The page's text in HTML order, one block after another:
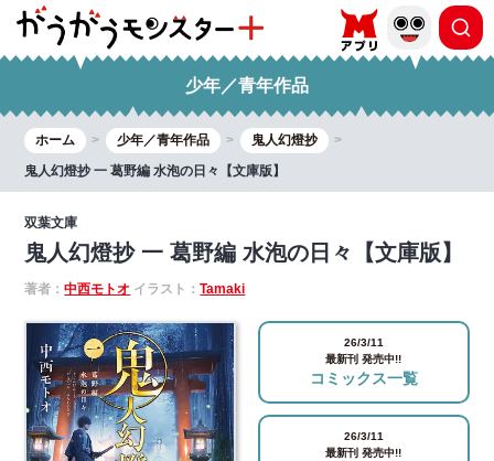
少年／青年作品
ホーム 少年／青年作品
鬼人幻燈抄
鬼人幻燈抄 一 葛野編 水泡の日々【文庫版】
双葉文庫
鬼人幻燈抄 一 葛野編 水泡の日々【文庫版】
著者：中西モトオ イラスト：Tamaki
26/3/11
最新刊 発売中!!
コミックス一覧
26/3/11
最新刊 発売中!!